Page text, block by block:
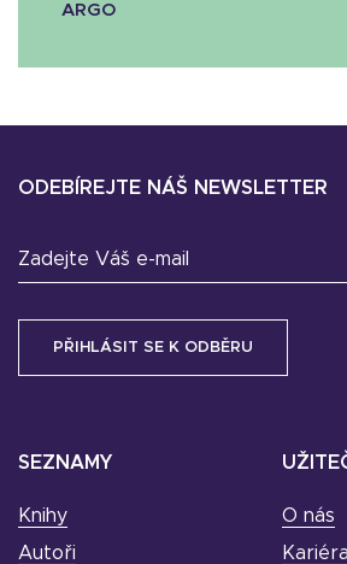
ARGO
SEZNAMY
Knihy
Autoři
O nás
Kariéra
ODEBÍREJTE NÁŠ NEWSLETTER
Zadejte Váš e-mail